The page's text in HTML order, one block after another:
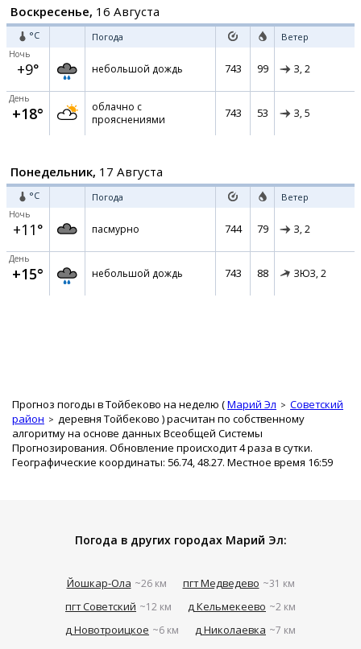
Воскресенье, 16 Августа
°C Погода Ветер
Ночь
+9° небольшой дождь 743 99 З, 2
День
+18°
облачно с
прояснениями
743 53 З, 5
Понедельник, 17 Августа
°C Погода Ветер
Ночь
+11° пасмурно 744 79 З, 2
День
+15° небольшой дождь 743 88 ЗЮЗ, 2
Прогноз погоды в Тойбеково на неделю (Марий Эл
Советский
район
деревня Тойбеково ) расчитан по собственному
алгоритму на основе данных Всеобщей Системы
Прогнозирования. Обновление происходит 4 раза в сутки.
Географические координаты: 56.74, 48.27. Местное время 16:59
Погода в других городах Марий Эл:
Йошкар-Ола ~26 км пгт Медведево ~31 км
пгт Советский ~12 км д Кельмекеево ~2 км
д Новотроицкое ~6 км д Николаевка ~7 км